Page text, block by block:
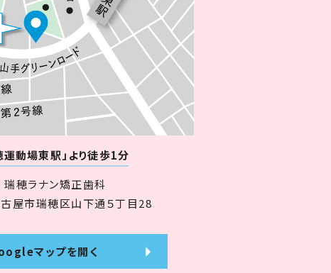
運動場東駅」より徒歩1分
穂ラナン矯正歯科
屋市瑞穂区山下通５丁目28
マップを開く